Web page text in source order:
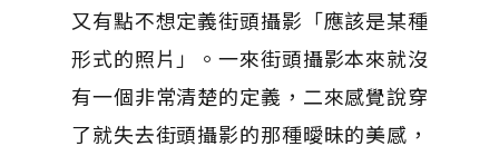
又有點不想定義街頭攝影「應該是某種
形式的照片」。一來街頭攝影本來就沒
有一個非常清楚的定義，二來感覺說穿
了就失去街頭攝影的那種曖昧的美感，